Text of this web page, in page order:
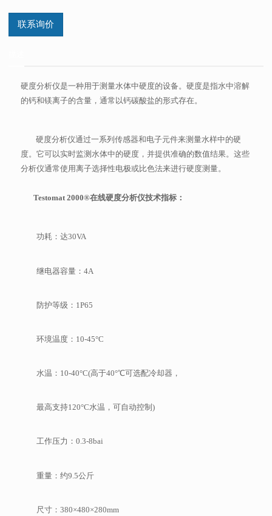
联系询价
硬度分析仪是一种用于测量水体中硬度的设备。硬度是指水中溶解
的钙和镁离子的含量，通常以钙碳酸盐的形式存在。
硬度分析仪通过一系列传感器和电子元件来测量水样中的硬
度。它可以实时监测水体中的硬度，并提供准确的数值结果。这些
分析仪通常使用离子选择性电极或比色法来进行硬度测量。
Testomat 2000®在线硬度分析仪技术指标：
功耗：达30VA
继电器容量：4A
防护等级：1P65
环境温度：10-45°C
水温：10-40°C(高于40°℃可选配冷却器，
最高支持120°C水温，可自动控制)
工作压力：0.3-8bai
重量：约9.5公斤
尺寸：380×480×280mm